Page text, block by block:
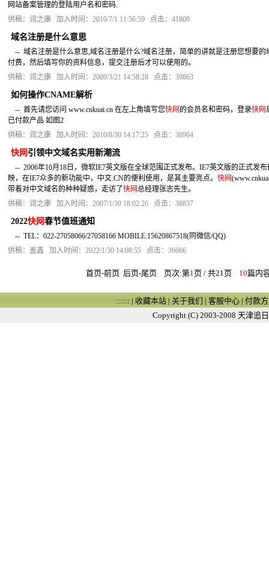
网站备案管理的登陆用户名和密码.
供稿：润之康 加入时间：2010/7/1 11:56:59 点击：41808
域名注册是什么意思
-- 域名注册是什么意思,域名注册是什么?域名注册，简单的讲就是注册您想要的
付费，然后填写你的资料信息，提交注册后才可以使用的。
供稿：润之康 加入时间：2009/3/21 14:58:28 点击：39863
如何操作CNAME解析
-- 首先请您访问 www.cnkuai.cn 在左上角填写您快网 的会员名和密码，登录快网
已付款产品 如图2
供稿：润之康 加入时间：2010/8/30 14:17:25 点击：38964
快网 引领中文域名实用新潮流
-- 2006年10月18日，微软IE7英文版在全球范围正式发布。IE7英文版的正式发
映，在IE7众多的新功能中，中文.CN的便利使用，是其主要亮点。 快网
带着对中文域名的种种疑惑，走访了快网总经理张志先生。
供稿：润之康 加入时间：2007/1/30 18:02:26 点击：38837
2022快网春节值班通知
-- TEL：022-27058066/27058166 MOBILE:15620867518(同微信/QQ)
供稿：盖鑫 加入时间：2022/1/30 14:08:55 点击：36666
首页-前页 后页-尾页 页次:第1页 / 共21页 10篇内
:::::: | 收藏本站 | 关于我们 | 客服中心 | 付款
Copyright (C) 2003-2008 天津追